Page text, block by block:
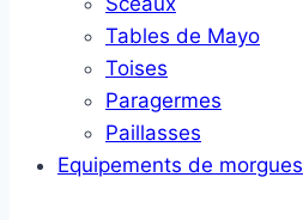
Tables de Mayo
Toises
Paragermes
Paillasses
Equipements de morgues